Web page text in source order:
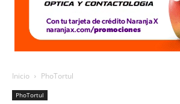
Inicio PhoTortul
PhoTortul